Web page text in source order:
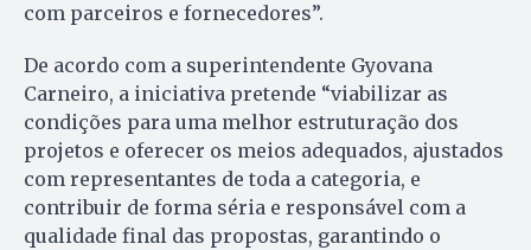
com parceiros e fornecedores”.
De acordo com a superintendente Gyovana
Carneiro, a iniciativa pretende “viabilizar as
condições para uma melhor estruturação dos
projetos e oferecer os meios adequados, ajustados
com representantes de toda a categoria, e
contribuir de forma séria e responsável com a
qualidade final das propostas, garantindo o